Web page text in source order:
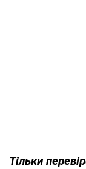
Тільки